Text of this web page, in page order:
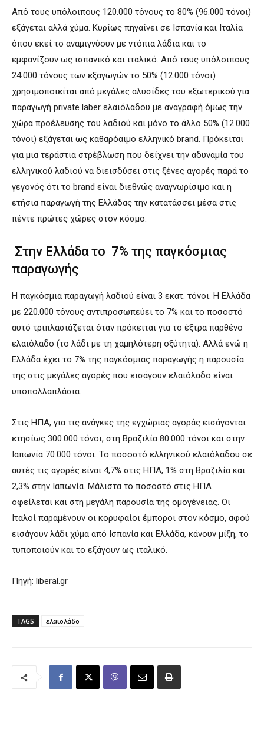
Από τους υπόλοιπους 120.000 τόνους το 80% (96.000 τόνοι)
εξάγεται αλλά χύμα. Κυρίως πηγαίνει σε Ισπανία και Ιταλία
όπου εκεί το αναμιγνύουν με ντόπια λάδια και το
εμφανίζουν ως ισπανικό και ιταλικό. Από τους υπόλοιπους
24.000 τόνους των εξαγωγών το 50% (12.000 τόνοι)
χρησιμοποιείται από μεγάλες αλυσίδες του εξωτερικού για
παραγωγή private laber ελαιόλαδου με αναγραφή όμως την
χώρα προέλευσης του λαδιού και μόνο το άλλο 50% (12.000
τόνοι) εξάγεται ως καθαρόαιμο ελληνικό brand. Πρόκειται
για μια τεράστια στρέβλωση που δείχνει την αδυναμία του
ελληνικού λαδιού να διεισδύσει στις ξένες αγορές παρά το
γεγονός ότι το brand είναι διεθνώς αναγνωρίσιμο και η
ετήσια παραγωγή της Ελλάδας την κατατάσσει μέσα στις
πέντε πρώτες χώρες στον κόσμο.
Στην Ελλάδα το 7% της παγκόσμιας
παραγωγής
Η παγκόσμια παραγωγή λαδιού είναι 3 εκατ. τόνοι. Η Ελλάδα
με 220.000 τόνους αντιπροσωπεύει το 7% και το ποσοστό
αυτό τριπλασιάζεται όταν πρόκειται για το έξτρα παρθένο
ελαιόλαδο (το λάδι με τη χαμηλότερη οξύτητα). Αλλά ενώ η
Ελλάδα έχει το 7% της παγκόσμιας παραγωγής η παρουσία
της στις μεγάλες αγορές που εισάγουν ελαιόλαδο είναι
υποπολλαπλάσια.
Στις ΗΠΑ, για τις ανάγκες της εγχώριας αγοράς εισάγονται
ετησίως 300.000 τόνοι, στη Βραζιλία 80.000 τόνοι και στην
Ιαπωνία 70.000 τόνοι. Το ποσοστό ελληνικού ελαιόλαδου σε
αυτές τις αγορές είναι 4,7% στις ΗΠΑ, 1% στη Βραζιλία και
2,3% στην Ιαπωνία. Μάλιστα το ποσοστό στις ΗΠΑ
οφείλεται και στη μεγάλη παρουσία της ομογένειας. Οι
Ιταλοί παραμένουν οι κορυφαίοι έμποροι στον κόσμο, αφού
εισάγουν λάδι χύμα από Ισπανία και Ελλάδα, κάνουν μίξη, το
τυποποιούν και το εξάγουν ως ιταλικό.
Πηγή: liberal.gr
TAGS ελαιολάδο